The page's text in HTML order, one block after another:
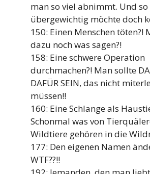
man so viel abnimmt. Und so
übergewichtig möchte doch
150: Einen Menschen töten?!
dazu noch was sagen?!
158: Eine schwere Operation
durchmachen?! Man sollte
DAFÜR SEIN, das nicht
müssen!!
160: Eine Schlange als
Schonmal was von
Wildtiere gehören in die
177: Den eigenen Namen
WTF??!!